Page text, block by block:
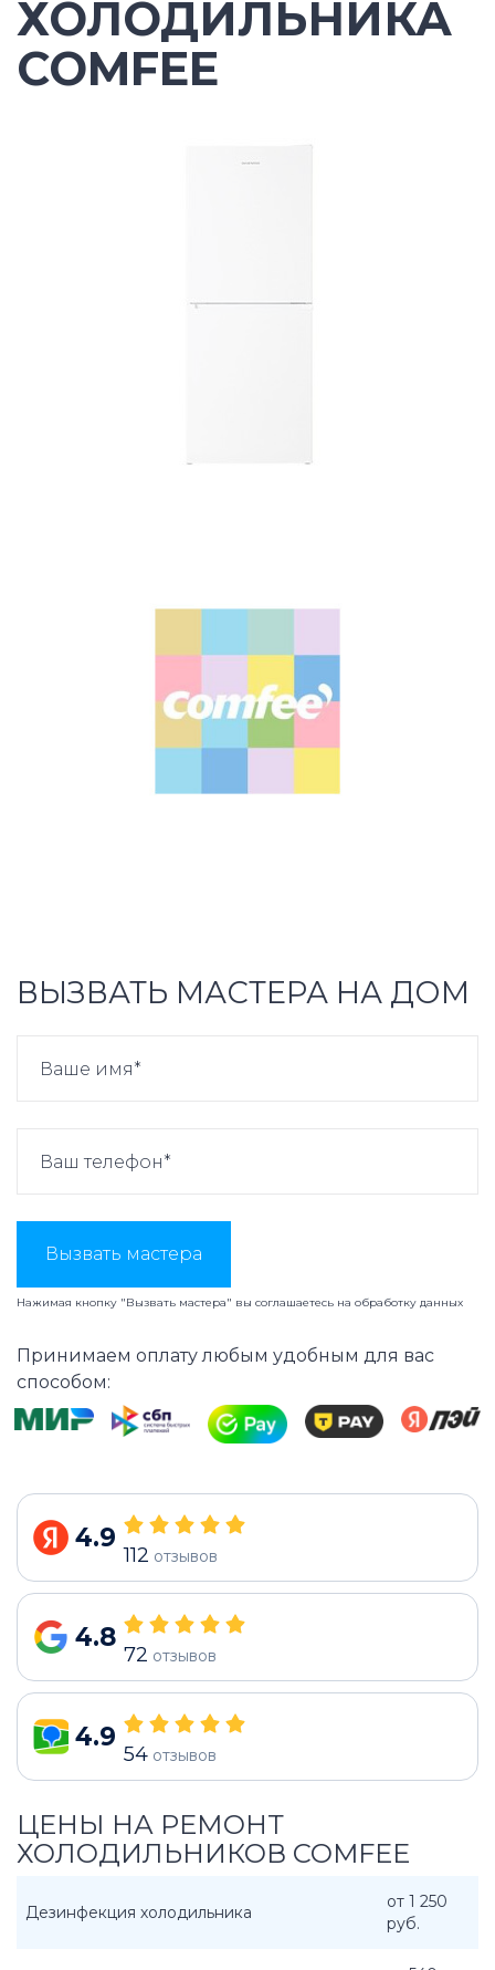
ХОЛОДИЛЬНИКА
COMFEE
ВЫЗВАТЬ МАСТЕРА НА ДОМ
Вызвать мастера
Нажимая кнопку "Вызвать мастера" вы соглашаетесь на обработку данных
Принимаем оплату любым удобным для вас
способом:
4.9
112 отзывов
4.8
72 отзывов
4.9
54 отзывов
ЦЕНЫ НА РЕМОНТ
ХОЛОДИЛЬНИКОВ COMFEE
Дезинфекция холодильника
от 1 250
руб.